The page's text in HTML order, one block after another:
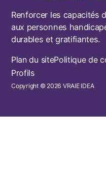
Renforcer les capacités
aux personnes
durables et gratifiantes.
Footer
Plan du sitePolitique de
Profils
Copyright © 2026 VRAIE IDEA